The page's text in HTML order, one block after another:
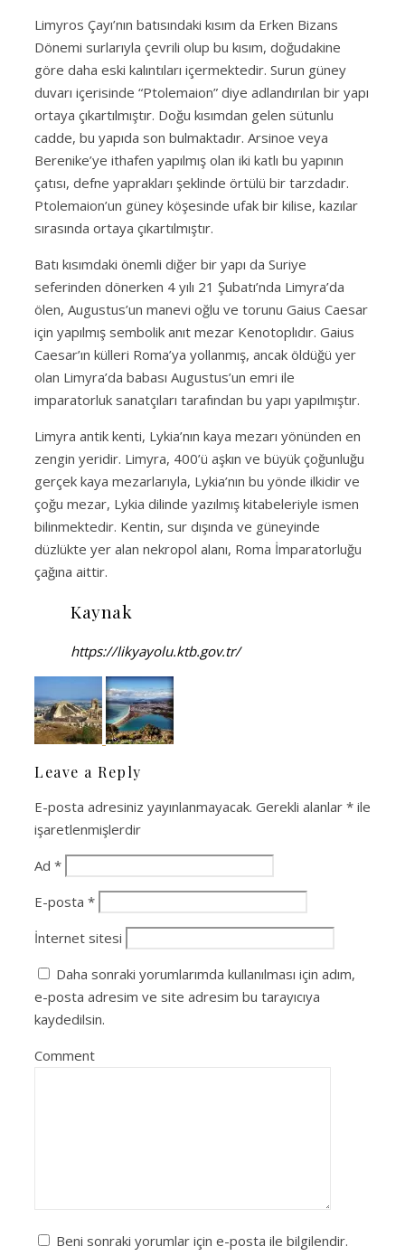
Limyros Çayı’nın batısındaki kısım da Erken Bizans
Dönemi surlarıyla çevrili olup bu kısım, doğudakine
göre daha eski kalıntıları içermektedir. Surun güney
duvarı içerisinde “Ptolemaion” diye adlandırılan bir yapı
ortaya çıkartılmıştır. Doğu kısımdan gelen sütunlu
cadde, bu yapıda son bulmaktadır. Arsinoe veya
Berenike’ye ithafen yapılmış olan iki katlı bu yapının
çatısı, defne yaprakları şeklinde örtülü bir tarzdadır.
Ptolemaion’un güney köşesinde ufak bir kilise, kazılar
sırasında ortaya çıkartılmıştır.
Batı kısımdaki önemli diğer bir yapı da Suriye
seferinden dönerken 4 yılı 21 Şubatı’nda Limyra’da
ölen, Augustus’un manevi oğlu ve torunu Gaius Caesar
için yapılmış sembolik anıt mezar Kenotoplıdır. Gaius
Caesar’ın külleri Roma’ya yollanmış, ancak öldüğü yer
olan Limyra’da babası Augustus’un emri ile
imparatorluk sanatçıları tarafından bu yapı yapılmıştır.
Limyra antik kenti, Lykia’nın kaya mezarı yönünden en
zengin yeridir. Limyra, 400’ü aşkın ve büyük çoğunluğu
gerçek kaya mezarlarıyla, Lykia’nın bu yönde ilkidir ve
çoğu mezar, Lykia dilinde yazılmış kitabeleriyle ismen
bilinmektedir. Kentin, sur dışında ve güneyinde
düzlükte yer alan nekropol alanı, Roma İmparatorluğu
çağına aittir.
Kaynak
https://likyayolu.ktb.gov.tr/
Leave a Reply
E-posta adresiniz yayınlanmayacak. Gerekli alanlar * ile
işaretlenmişlerdir
Ad *
E-posta *
İnternet sitesi
Daha sonraki yorumlarımda kullanılması için adım,
e-posta adresim ve site adresim bu tarayıcıya
kaydedilsin.
Comment
Beni sonraki yorumlar için e-posta ile bilgilendir.